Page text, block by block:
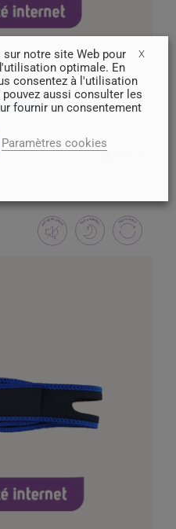
X
notre site Web pour
optimale. En
consentez à l'utilisation
aussi consulter les
fournir un consentement
Paramètres cookies